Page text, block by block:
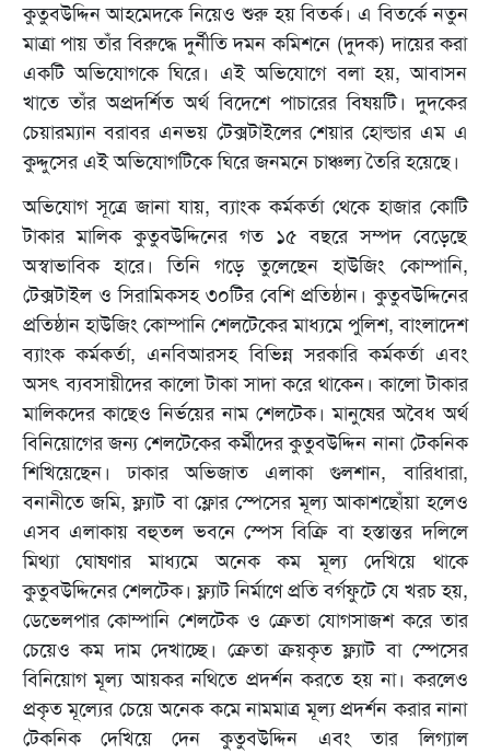
কুতুবউদ্দিন আহমেদকে নিয়েও শুরু হয় বিতর্ক। এ বিতর্কে নতুন
মাত্রা পায় তাঁর বিরুদ্ধে দুর্নীতি দমন কমিশনে (দুদক) দায়ের করা
একটি অভিযোগকে ঘিরে। এই অভিযোগে বলা হয়, আবাসন
খাতে তাঁর অপ্রদর্শিত অর্থ বিদেশে পাচারের বিষয়টি। দুদকের
চেয়ারম্যান বরাবর এনভয় টেক্সটাইলের শেয়ার হোল্ডার এম এ
কুদ্দুসের এই অভিযোগটিকে ঘিরে জনমনে চাঞ্চল্য তৈরি হয়েছে।
অভিযোগ সূত্রে জানা যায়, ব্যাংক কর্মকর্তা থেকে হাজার কোটি
টাকার মালিক কুতুবউদ্দিনের গত ১৫ বছরে সম্পদ বেড়েছে
অস্বাভাবিক হারে। তিনি গড়ে তুলেছেন হাউজিং কোম্পানি,
টেক্সটাইল ও সিরামিকসহ ৩০টির বেশি প্রতিষ্ঠান। কুতুবউদ্দিনের
প্রতিষ্ঠান হাউজিং কোম্পানি শেলটেকের মাধ্যমে পুলিশ, বাংলাদেশ
ব্যাংক কর্মকর্তা, এনবিআরসহ বিভিন্ন সরকারি কর্মকর্তা এবং
অসৎ ব্যবসায়ীদের কালো টাকা সাদা করে থাকেন। কালো টাকার
মালিকদের কাছেও নির্ভয়ের নাম শেলটেক। মানুষের অবৈধ অর্থ
বিনিয়োগের জন্য শেলটেকের কর্মীদের কুতুবউদ্দিন নানা টেকনিক
শিখিয়েছেন। ঢাকার অভিজাত এলাকা গুলশান, বারিধারা,
বনানীতে জমি, ফ্ল্যাট বা ফ্লোর স্পেসের মূল্য আকাশছোঁয়া হলেও
এসব এলাকায় বহুতল ভবনে স্পেস বিক্রি বা হস্তান্তর দলিলে
মিথ্যা ঘোষণার মাধ্যমে অনেক কম মূল্য দেখিয়ে থাকে
কুতুবউদ্দিনের শেলটেক। ফ্ল্যাট নির্মাণে প্রতি বর্গফুটে যে খরচ হয়,
ডেভেলপার কোম্পানি শেলটেক ও ক্রেতা যোগসাজশ করে তার
চেয়েও কম দাম দেখাচ্ছে। ক্রেতা ক্রয়কৃত ফ্ল্যাট বা স্পেসের
বিনিয়োগ মূল্য আয়কর নথিতে প্রদর্শন করতে হয় না। করলেও
প্রকৃত মূল্যের চেয়ে অনেক কমে নামমাত্র মূল্য প্রদর্শন করার নানা
টেকনিক দেখিয়ে দেন কুতুবউদ্দিন এবং তার লিগ্যাল